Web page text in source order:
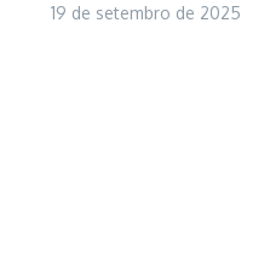
19 de setembro de 2025